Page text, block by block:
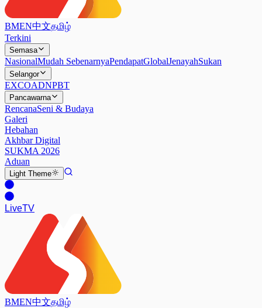
BMEN中文தமிழ்
Terkini
Semasa
NasionalMudah SebenarnyaPendapatGlobalJenayahSukan
Selangor
EXCOADNPBT
Pancawarna
RencanaSeni & Budaya
Galeri
Hebahan
Akhbar Digital
SUKMA 2026
Aduan
Light Theme
LiveTV
BMEN中文தமிழ்